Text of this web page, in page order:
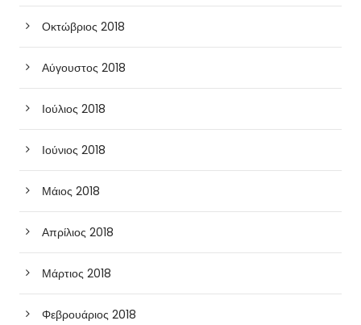
Οκτώβριος 2018
Αύγουστος 2018
Ιούλιος 2018
Ιούνιος 2018
Μάιος 2018
Απρίλιος 2018
Μάρτιος 2018
Φεβρουάριος 2018